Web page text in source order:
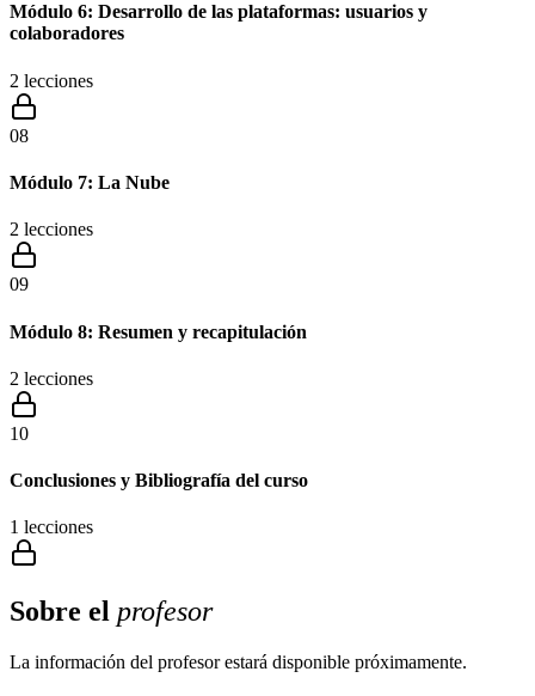
Módulo 6: Desarrollo de las plataformas: usuarios y
colaboradores
2 lecciones
08
Módulo 7: La Nube
2 lecciones
09
Módulo 8: Resumen y recapitulación
2 lecciones
10
Conclusiones y Bibliografía del curso
1 lecciones
Sobre el profesor
La información del profesor estará disponible próximamente.